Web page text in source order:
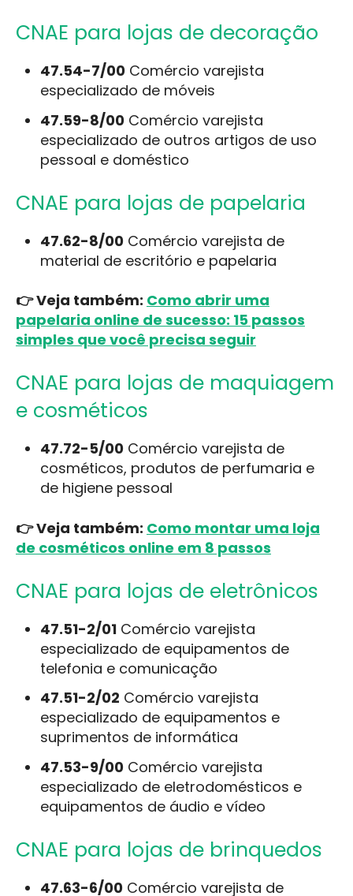
CNAE para lojas de decoração
47.54-7/00Comércio varejista
especializado de móveis
47.59-8/00Comércio varejista
especializado de outros artigos de uso
pessoal e doméstico
CNAE para lojas de papelaria
47.62-8/00Comércio varejista de
material de escritório e papelaria
👉 Veja também: Como abrir uma
papelaria online de sucesso: 15 passos
simples que você precisa seguir
CNAE para lojas de maquiagem
e cosméticos
47.72-5/00Comércio varejista de
cosméticos, produtos de perfumaria e
de higiene pessoal
👉 Veja também: Como montar uma loja
de cosméticos online em 8 passos
CNAE para lojas de eletrônicos
47.51-2/01Comércio varejista
especializado de equipamentos de
telefonia e comunicação
47.51-2/02 Comércio varejista
especializado de equipamentos e
suprimentos de informática
47.53-9/00Comércio varejista
especializado de eletrodomésticos e
equipamentos de áudio e vídeo
CNAE para lojas de brinquedos
47.63-6/00Comércio varejista de